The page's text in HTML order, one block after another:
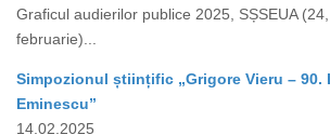
Graficul audierilor publice 2025, SȘSEUA
februarie)...
Simpozionul științific „Grigore Vieru – 90.
Eminescu”
14.02.2025